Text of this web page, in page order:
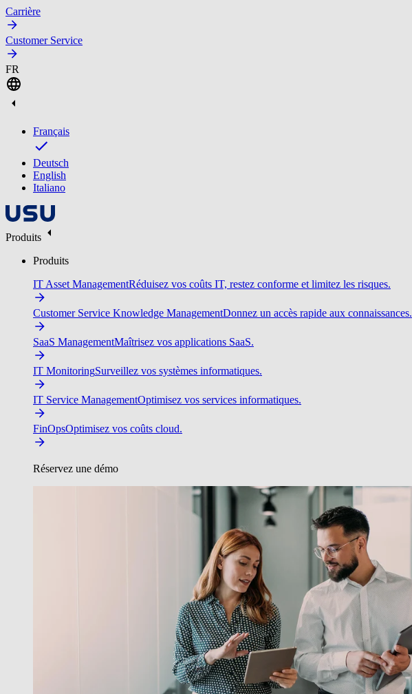
Carrière
Customer Service
FR
Français
Deutsch
English
Italiano
Produits
Produits
IT Asset ManagementRéduisez vos coûts IT, restez conforme et limitez les risques.
Customer Service Knowledge ManagementDonnez un accès rapide aux connaissances.
SaaS ManagementMaîtrisez vos applications SaaS.
IT MonitoringSurveillez vos systèmes informatiques.
IT Service ManagementOptimisez vos services informatiques.
FinOpsOptimisez vos coûts cloud.
Réservez une démo